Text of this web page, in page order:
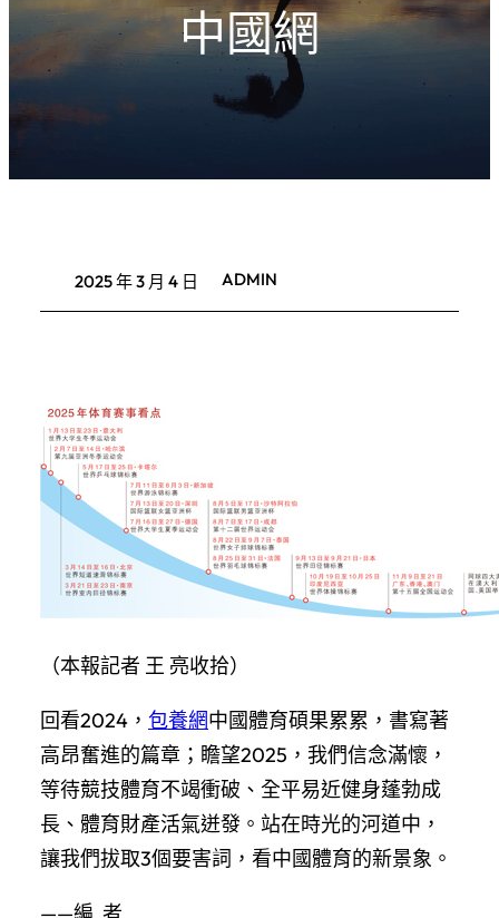
中國網
2025 年 3 月 4 日 ADMIN
（本報記者 王 亮收拾）
回看2024， 包養網中國體育碩果累累，書寫著
高昂奮進的篇章；瞻望2025，我們信念滿懷，
等待競技體育不竭衝破、全平易近健身蓬勃成
長、體育財產活氣迸發。站在時光的河道中，
讓我們拔取3個要害詞，看中國體育的新景象。
——編 者